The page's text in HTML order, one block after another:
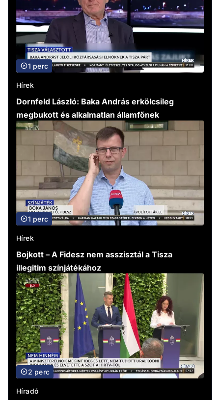
1 perc
Hírek
Dornfeld László: Baka András erkölcsileg
megbukott és alkalmatlan államfőnek
1 perc
Hírek
Bojkott – A Fidesz nem asszisztál a Tisza
illegitim színjátékához
2 perc
Híradó